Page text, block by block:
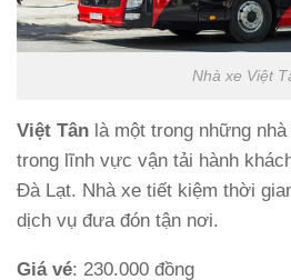
Nhà xe Việt
Việt Tân là một trong những
trong lĩnh vực vận tải hành
Đà Lạt. Nhà xe tiết kiệm thời
dịch vụ đưa đón tận nơi.
Giá vé: 230.000 đồng